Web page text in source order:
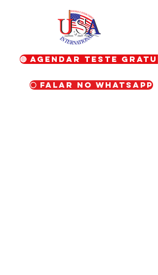
🔴 Agendar teste
⚪ Falar no WhatsApp